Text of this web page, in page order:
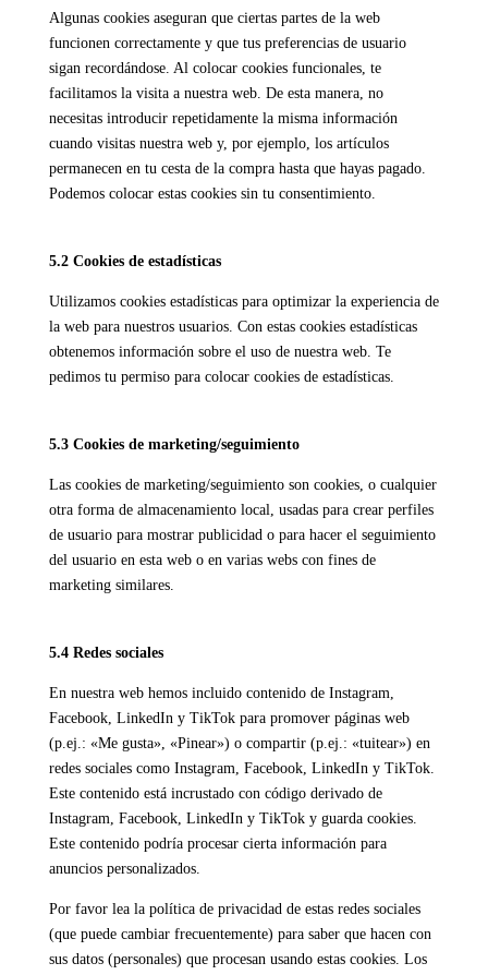
Algunas cookies aseguran que ciertas partes de la web
funcionen correctamente y que tus preferencias de usuario
sigan recordándose. Al colocar cookies funcionales, te
facilitamos la visita a nuestra web. De esta manera, no
necesitas introducir repetidamente la misma información
cuando visitas nuestra web y, por ejemplo, los artículos
permanecen en tu cesta de la compra hasta que hayas pagado.
Podemos colocar estas cookies sin tu consentimiento.
5.2 Cookies de estadísticas
Utilizamos cookies estadísticas para optimizar la experiencia de
la web para nuestros usuarios. Con estas cookies estadísticas
obtenemos información sobre el uso de nuestra web. Te
pedimos tu permiso para colocar cookies de estadísticas.
5.3 Cookies de marketing/seguimiento
Las cookies de marketing/seguimiento son cookies, o cualquier
otra forma de almacenamiento local, usadas para crear perfiles
de usuario para mostrar publicidad o para hacer el seguimiento
del usuario en esta web o en varias webs con fines de
marketing similares.
5.4 Redes sociales
En nuestra web hemos incluido contenido de Instagram,
Facebook, LinkedIn y TikTok para promover páginas web
(p.ej.: «Me gusta», «Pinear») o compartir (p.ej.: «tuitear») en
redes sociales como Instagram, Facebook, LinkedIn y TikTok.
Este contenido está incrustado con código derivado de
Instagram, Facebook, LinkedIn y TikTok y guarda cookies.
Este contenido podría procesar cierta información para
anuncios personalizados.
Por favor lea la política de privacidad de estas redes sociales
(que puede cambiar frecuentemente) para saber que hacen con
sus datos (personales) que procesan usando estas cookies. Los